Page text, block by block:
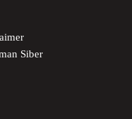
Siber